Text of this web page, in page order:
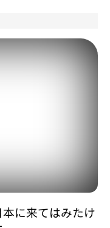
に来てはみたけ